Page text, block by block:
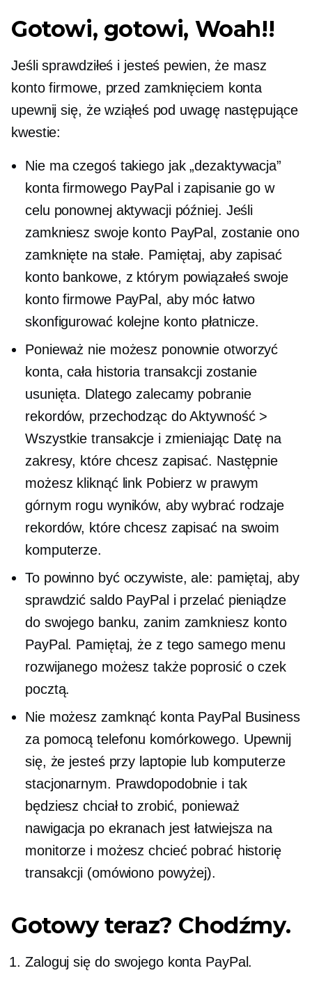
Gotowi, gotowi, Woah!!
Jeśli sprawdziłeś i jesteś pewien, że masz
konto firmowe, przed zamknięciem konta
upewnij się, że wziąłeś pod uwagę następujące
kwestie:
Nie ma czegoś takiego jak „dezaktywacja”
konta firmowego PayPal i zapisanie go w
celu ponownej aktywacji później. Jeśli
zamkniesz swoje konto PayPal, zostanie ono
zamknięte na stałe. Pamiętaj, aby zapisać
konto bankowe, z którym powiązałeś swoje
konto firmowe PayPal, aby móc łatwo
skonfigurować kolejne konto płatnicze.
Ponieważ nie możesz ponownie otworzyć
konta, cała historia transakcji zostanie
usunięta. Dlatego zalecamy pobranie
rekordów, przechodząc do Aktywność >
Wszystkie transakcje i zmieniając Datę na
zakresy, które chcesz zapisać. Następnie
możesz kliknąć link Pobierz w prawym
górnym rogu wyników, aby wybrać rodzaje
rekordów, które chcesz zapisać na swoim
komputerze.
To powinno być oczywiste, ale: pamiętaj, aby
sprawdzić saldo PayPal i przelać pieniądze
do swojego banku, zanim zamkniesz konto
PayPal. Pamiętaj, że z tego samego menu
rozwijanego możesz także poprosić o czek
pocztą.
Nie możesz zamknąć konta PayPal Business
za pomocą telefonu komórkowego. Upewnij
się, że jesteś przy laptopie lub komputerze
stacjonarnym. Prawdopodobnie i tak
będziesz chciał to zrobić, ponieważ
nawigacja po ekranach jest łatwiejsza na
monitorze i możesz chcieć pobrać historię
transakcji (omówiono powyżej).
Gotowy teraz? Chodźmy.
Zaloguj się do swojego konta PayPal.